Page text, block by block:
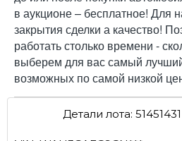
в аукционе – бесплатное! Для
закрытия сделки а качество!
работать столько времени -
выберем для вас самый
возможных по самой низкой
Детали лота: 51451431